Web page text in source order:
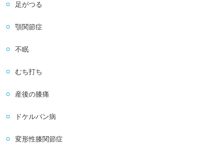
足がつる
顎関節症
不眠
むち打ち
産後の膝痛
ドケルバン病
変形性膝関節症